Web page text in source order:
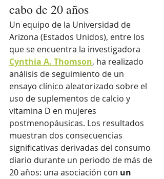
cabo de 20 años
Un equipo de la Universidad de
Arizona (Estados Unidos), entre los
que se encuentra la investigadora
Cynthia A. Thomson, ha realizado
análisis de seguimiento de un
ensayo clínico aleatorizado sobre el
uso de suplementos de calcio y
vitamina D en mujeres
postmenopáusicas. Los resultados
muestran dos consecuencias
significativas derivadas del consumo
diario durante un periodo de más de
20 años: una asociación con un